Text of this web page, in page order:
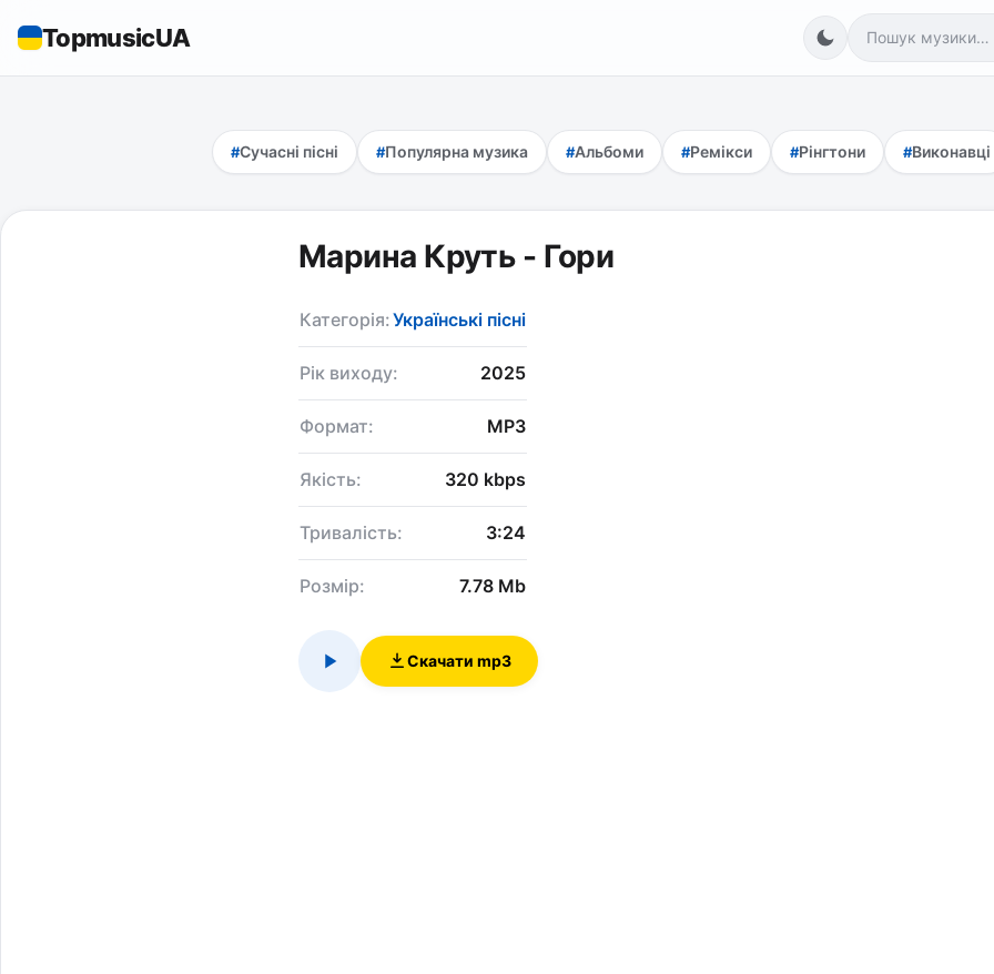
TopmusicUA
Сучасні пісні Популярна музика Альбоми Ремікси Рінгтони Виконавці
Марина Круть - Гори
Категорія:Українські пісні
Рік виходу: 2025
Формат: MP3
Якість: 320 kbps
Тривалість: 3:24
Розмір: 7.78 Mb
Скачати mp3